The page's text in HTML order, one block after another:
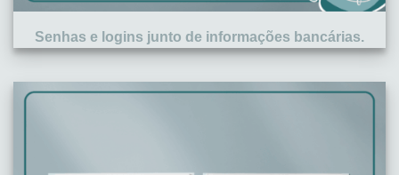
Senhas e logins junto de informações bancárias.